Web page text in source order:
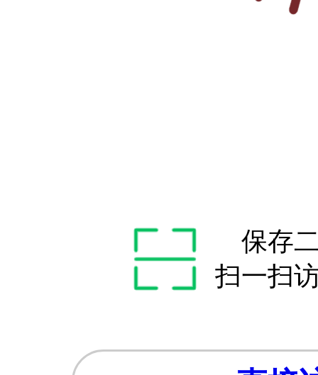
保存
扫一扫